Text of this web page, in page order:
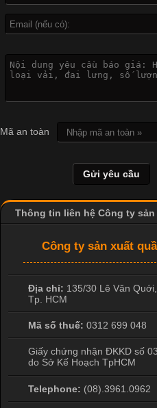
Cập nhật 2026-
Áo phông là một trong những
Không chỉ xuất hiện trong thời
được ứng dụng rộng rãi trong
biệt là các sản phẩm từ vải thun.
Mã an toàn
Thông tin liên hệ Công ty
Công ty sản xuất
Địa chỉ: 135/30 Lê Văn
Tp. HCM
Mã số thuế: 0312 699 048
Giấy chứng nhận ĐKKD số
do Sở Kế Hoạch TpHCM
Telephone: (08).3961.0962